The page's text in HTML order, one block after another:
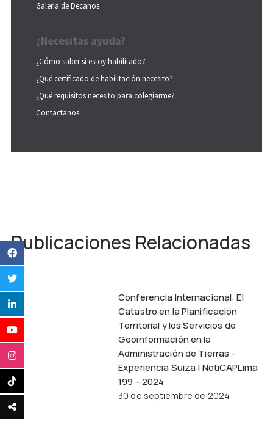
Galeria de Decanos
¿Necesitas ayuda?
¿Cómo saber si estoy habilitado?
¿Qué certificado de habilitación necesito?
¿Qué requisitos necesito para colegiarme?
Contactanos
Publicaciones Relacionadas
Conferencia Internacional: El
Catastro en la Planificación
Territorial y los Servicios de
Geoinformación en la
Administración de Tierras –
Experiencia Suiza | NotiCAPLima
199 – 2024
30 de septiembre de 2024